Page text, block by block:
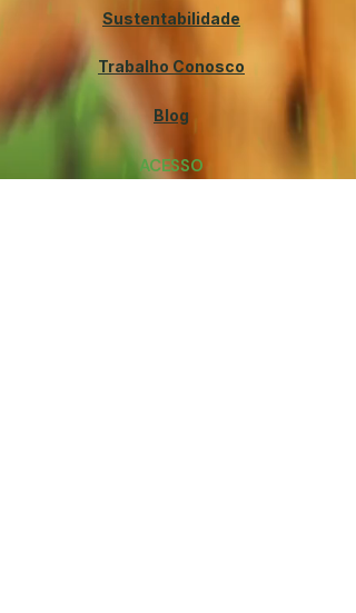
Sustentabilidade
Trabalho Conosco
Blog
ACESSO